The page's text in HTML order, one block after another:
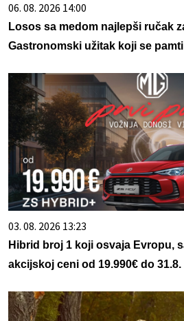
06. 08. 2026 14:00
Losos sa medom najlepši ručak
Gastronomski užitak koji se pamti
03. 08. 2026 13:23
Hibrid broj 1 koji osvaja Evropu,
akcijskoj ceni od 19.990€ do 31.8.